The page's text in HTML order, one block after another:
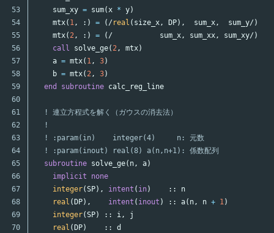
53
54
55
56
57
58
59
60
61
62
63
64
65
66
67
68
69
70
sum_xy = sum(x * y)
mtx( 1, :) = (/ real ( size_x, DP), sum_x, sum_y/)
mtx( 2, :) = (/ sum_x, sum_xx, sum_xy/)
call
solve_ge( 2, mtx)
a = mtx( 1, 3)
b = mtx( 2, 3)
end
subroutine calc_reg_line
! 連立方程式を解く（ガウスの消去法）
!
! :param(in)    integer(4)     n: 元数
! :param(inout) real(8) a(n,n+1): 係数配列
subroutine solve_ge( n, a)
implicit
none
integer(SP), intent ( in) ::
n
real ( DP), intent ( inout ) :: a( n, n + 1)
integer(SP) :: i,
j
real ( DP) :: d